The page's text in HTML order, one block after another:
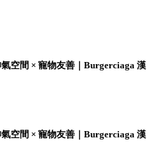
空間 × 寵物友善｜Burgerciaga 漢
空間 × 寵物友善｜Burgerciaga 漢